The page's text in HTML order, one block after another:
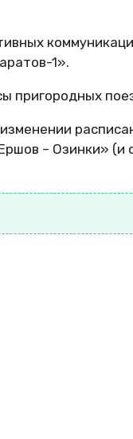
1».
пригородных
– Озинки»